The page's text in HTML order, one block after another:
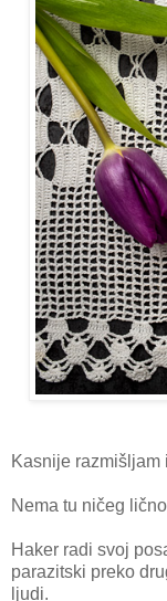
Kasnije razmišljam
Nema tu ničeg
Haker radi svoj
parazitski preko
ljudi.